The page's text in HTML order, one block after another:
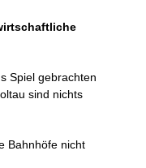
Spiel gebrachten
sind nichts
Bahnhöfe nicht